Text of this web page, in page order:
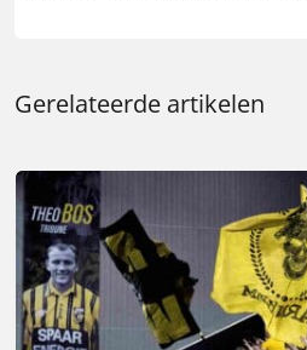
Gerelateerde artikelen